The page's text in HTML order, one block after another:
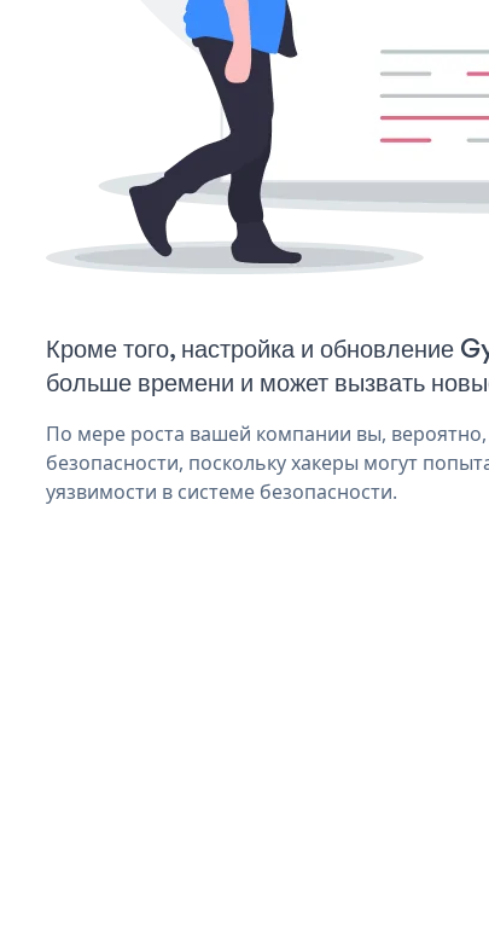
Кроме того, настройка и обновление
больше времени и может вызвать
По мере роста вашей компании вы,
безопасности, поскольку хакеры могут
уязвимости в системе безопасности.